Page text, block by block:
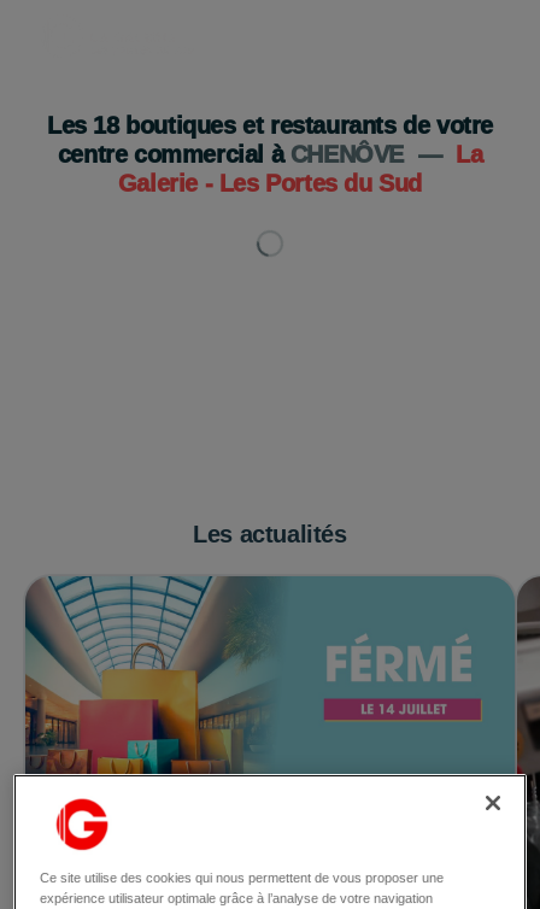
Les 18boutiques et restaurants de votre
centre commercial à CHENÔVE —
La
Galerie - Les Portes du Sud
Les actualités
Le 10/07/2026
Fermeture exceptionnelle
Votre centre sera fermé le mardi 14 juillet À l'occasion de
Ce site utilise des cookies qui nous permettent de vous proposer une
expérience utilisateur optimale grâce à l’analyse de votre navigation